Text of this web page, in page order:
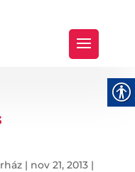
| nov 21, 2013|